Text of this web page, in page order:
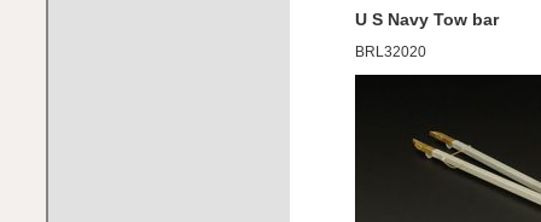
U S Navy Tow bar
BRL32020